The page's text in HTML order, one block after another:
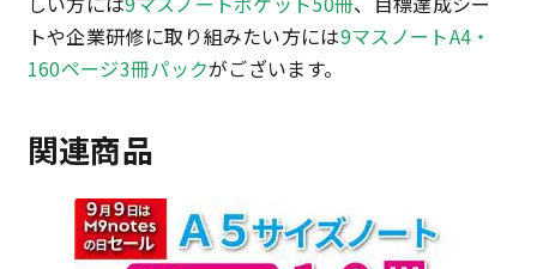
トや企業研修に取り組みたい方には9マスノートA4・
160ページ3冊パックがございます。
関連商品